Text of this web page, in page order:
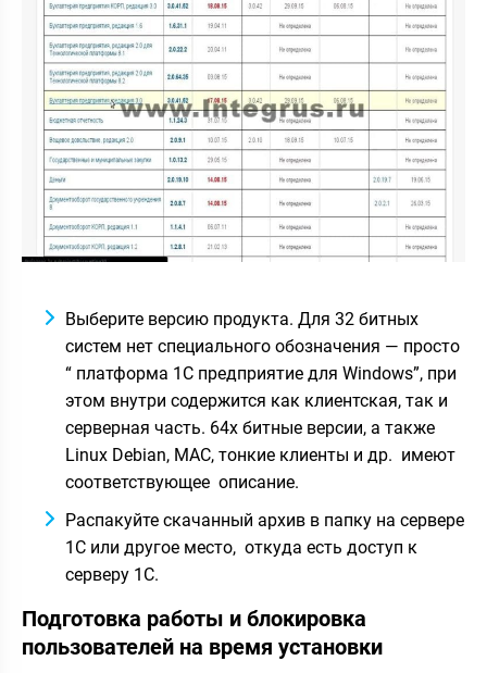
Выберите версию продукта. Для 32 битных
систем нет специального обозначения — просто
“ платформа 1С предприятие для Windows”, при
этом внутри содержится как клиентская, так и
серверная часть. 64х битные версии, а также
Linux Debian, MAC, тонкие клиенты и др. имеют
соответствующее описание.
Распакуйте скачанный архив в папку на сервере
1С или другое место, откуда есть доступ к
серверу 1С.
Подготовка работы и блокировка
пользователей на время установки